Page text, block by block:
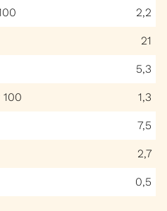
2,2
21
5,3
1,3
7,5
2,7
0,5